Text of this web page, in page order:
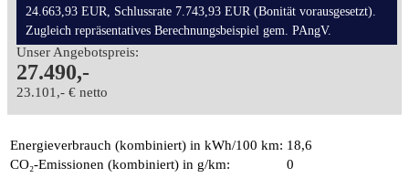
24.663,93 EUR, Schlussrate 7.743,93 EUR (Bonität vorausgesetzt).
Zugleich repräsentatives Berechnungsbeispiel gem. PAngV.
Unser Angebotspreis:
27.490,-
23.101,- € netto
Energieverbrauch (kombiniert) in kWh/100 km: 18,6
CO₂-Emissionen (kombiniert) in g/km:
0